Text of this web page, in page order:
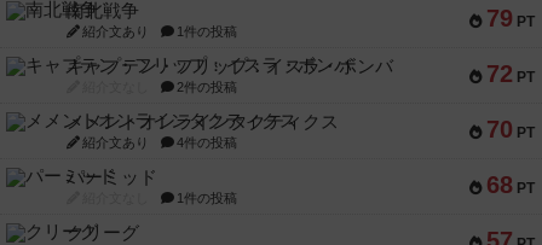
79 PT
南北戦争
紹介文あり 1件の投稿
72 PT
キャプテン・フリップ：イスラ・ボンバ
2件の投稿
70 PT
メメントオンラインタクティクス
紹介文あり 4件の投稿
68 PT
パーミッド
1件の投稿
クリーグ